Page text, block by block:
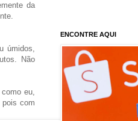
da
úmidos,
Não
eu,
com
ENCONTRE AQUI